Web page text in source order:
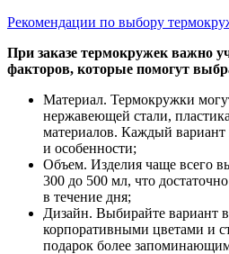
Рекомендации по выбору
При заказе термокружек важно
факторов, которые помогут
Материал. Термокружки
нержавеющей стали,
материалов. Каждый
и особенности;
Объем. Изделия чаще всего
300 до 500 мл, что
в течение дня;
Дизайн. Выбирайте вариант в
корпоративными цветами и
подарок более